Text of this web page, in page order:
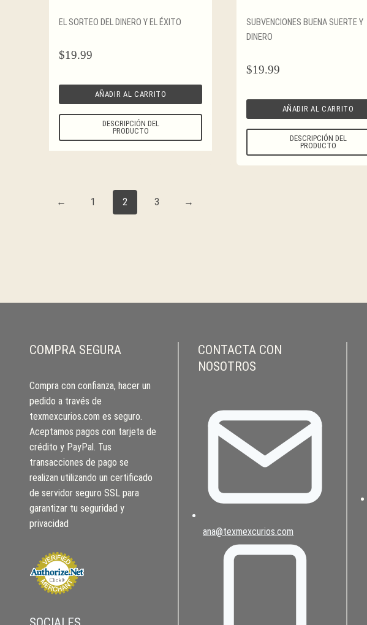
EL SORTEO DEL DINERO Y EL ÉXITO
$19.99
AÑADIR AL CARRITO
DESCRIPCIÓN DEL
PRODUCTO
SUBVENCIONES BUENA SUERTE Y
DINERO
$19.99
AÑADIR AL CARRITO
DESCRIPCIÓN DEL
PRODUCTO
← 1 2 3 →
COMPRA SEGURA
Compra con confianza, hacer un
pedido a través de
texmexcurios.com es seguro.
Aceptamos pagos con tarjeta de
crédito y PayPal. Tus
transacciones de pago se
realizan utilizando un certificado
de servidor seguro SSL para
garantizar tu seguridad y
privacidad
CONTACTA CON
NOSOTROS
ana@texmexcurios.com